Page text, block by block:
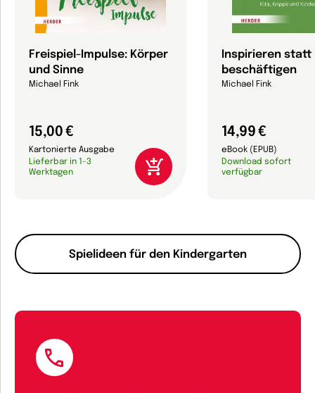
Spielideen für den Kindergarten
Freispiel-Impulse: Körper
und Sinne
Michael Fink
15,00 €
Kartonierte Ausgabe
Lieferbar in 1-3
Werktagen
Inspirieren statt
beschäftigen
Michael Fink
14,99 €
eBook (EPUB)
Download sofort
verfügbar